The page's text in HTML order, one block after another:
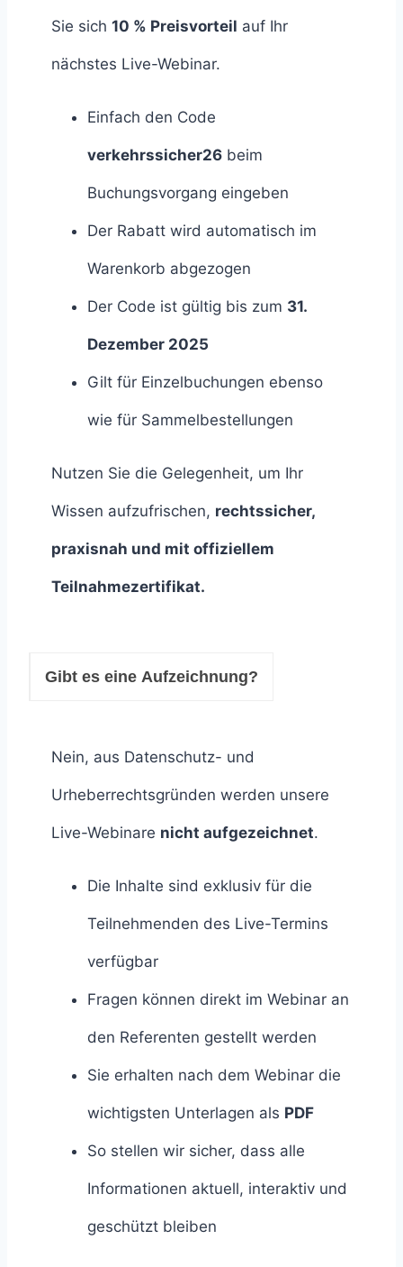
Sie sich 10 % Preisvorteil auf Ihr
nächstes Live-Webinar.
Einfach den Code
verkehrssicher26 beim
Buchungsvorgang eingeben
Der Rabatt wird automatisch im
Warenkorb abgezogen
Der Code ist gültig bis zum 31.
Dezember 2025
Gilt für Einzelbuchungen ebenso
wie für Sammelbestellungen
Nutzen Sie die Gelegenheit, um Ihr
Wissen aufzufrischen, rechtssicher,
praxisnah und mit offiziellem
Teilnahmezertifikat.
Gibt es eine Aufzeichnung?
Nein, aus Datenschutz- und
Urheberrechtsgründen werden unsere
Live-Webinare nicht aufgezeichnet.
Die Inhalte sind exklusiv für die
Teilnehmenden des Live-Termins
verfügbar
Fragen können direkt im Webinar an
den Referenten gestellt werden
Sie erhalten nach dem Webinar die
wichtigsten Unterlagen als PDF
So stellen wir sicher, dass alle
Informationen aktuell, interaktiv und
geschützt bleiben